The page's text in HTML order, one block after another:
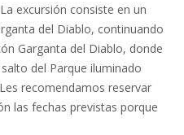
excursión consiste en un
del Diablo, continuando
Garganta del Diablo, donde
del Parque iluminado
recomendamos reservar
las fechas previstas porque